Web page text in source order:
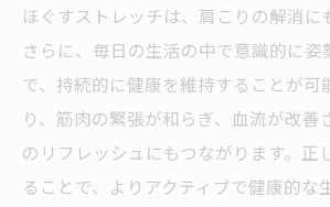
ほぐすストレッチは、肩こりの解消に
さらに、毎日の生活の中で意識的に姿
で、持続的に健康を維持することが可
り、筋肉の緊張が和らぎ、血流が改善
のリフレッシュにもつながります。正
ることで、よりアクティブで健康的な